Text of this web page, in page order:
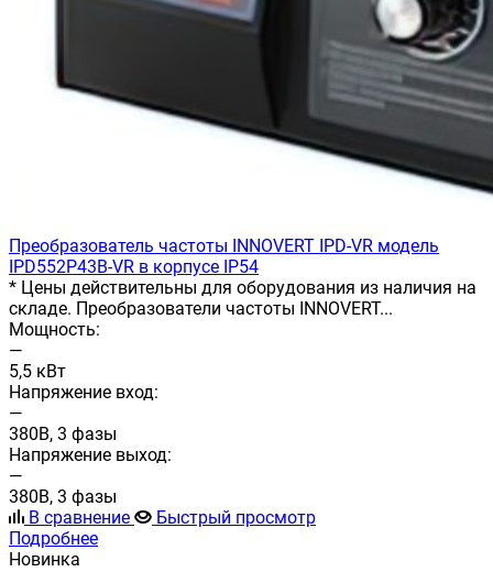
Преобразователь частоты INNOVERT IРD-VR модель
IPD552P43B-VR в корпусе IP54
* Цены действительны для оборудования из наличия на
складе. Преобразователи частоты INNOVERT...
Мощность:
—
5,5 кВт
Напряжение вход:
—
380В, 3 фазы
Напряжение выход:
—
380В, 3 фазы
В сравнение
Быстрый просмотр
Подробнее
Новинка